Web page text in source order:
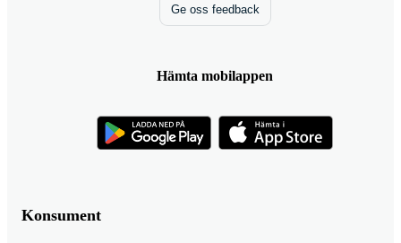
Konsument
Ge oss feedback
Hämta mobilappen